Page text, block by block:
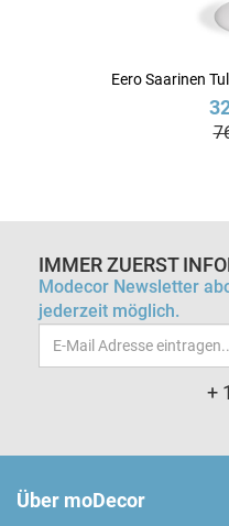
Eero Saarinen
IMMER ZUERST
Modecor Newsletter
jederzeit möglich.
Email-
Adresse
+
Über moDecor